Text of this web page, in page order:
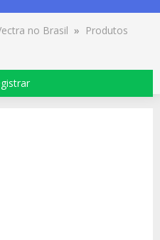
no Brasil » Produtos